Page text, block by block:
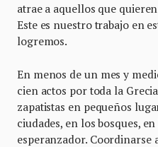
atrae a aquellos que
Este es nuestro trabajo en
logremos.
En menos de un mes y
cien actos por toda la
zapatistas en pequeños
ciudades, en los bosques,
esperanzador. Coordinarse